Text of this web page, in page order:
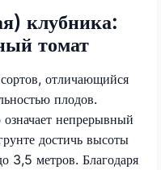
клубника:
томат
отличающийся
плодов.
непрерывный
достичь высоты
3,5 метров. Благодаря